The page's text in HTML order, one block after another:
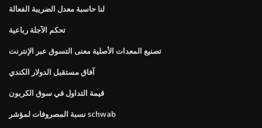
لنا حاسبة معدل الضريبة الفعالة
تحكم الآجلة رباعية
تصنيع المعدات الأصلية معنى التسوق عبر الإنترنت
آفاق مستقبل الدولار الكندي
قيمة التداول في سوق الكربون
نسبة المصروفات لمؤشر schwab